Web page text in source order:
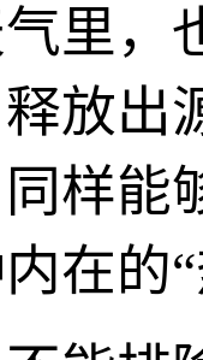
里，
放出
样能
在的